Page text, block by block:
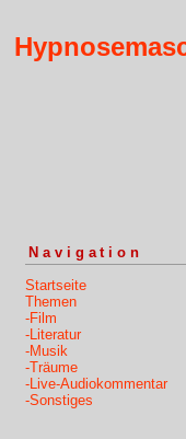
Navigation
Startseite
Themen
-Film
-Literatur
-Musik
-Träume
-Live-Audiokommentar
-Sonstiges